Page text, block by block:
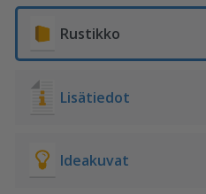
Rustikko
Lisätiedot
Ideakuvat